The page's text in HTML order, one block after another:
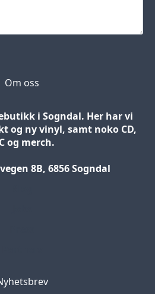
Om oss
i Sogndal. Her har vi
og ny vinyl, samt noko CD,
og merch.
8B, 6856 Sogndal